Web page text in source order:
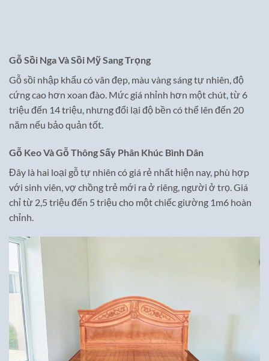
Gỗ Sồi Nga Và Sồi Mỹ Sang Trọng
Gỗ sồi nhập khẩu có vân đẹp, màu vàng sáng tự nhiên, độ
cứng cao hơn xoan đào. Mức giá nhỉnh hơn một chút, từ 6
triệu đến 14 triệu, nhưng đổi lại độ bền có thể lên đến 20
năm nếu bảo quản tốt.
Gỗ Keo Và Gỗ Thông Sấy Phân Khúc Bình Dân
Đây là hai loại gỗ tự nhiên có giá rẻ nhất hiện nay, phù hợp
với sinh viên, vợ chồng trẻ mới ra ở riêng, người ở trọ. Giá
chỉ từ 2,5 triệu đến 5 triệu cho một chiếc giường 1m6 hoàn
chỉnh.